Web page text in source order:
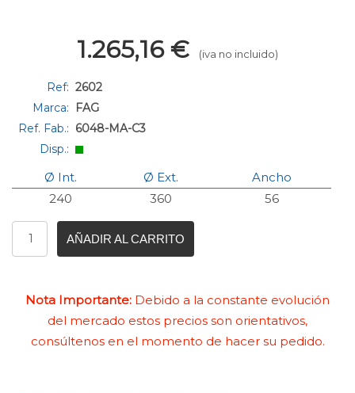
1.265,16 € (iva no incluido)
Ref: 2602
Marca:
FAG
Ref. Fab.: 6048-MA-C3
Disp.:
Ø Int. Ø Ext.
Ancho
240
360 56
AÑADIR AL CARRITO
Nota Importante: Debido a la constante evolución
del mercado estos precios son orientativos,
consúltenos en el momento de hacer su pedido.